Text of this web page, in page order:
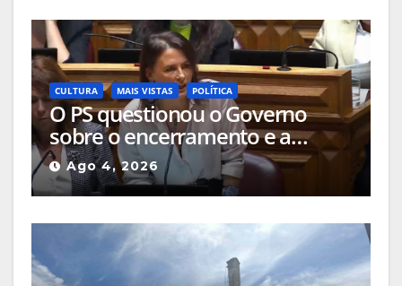
passadeiras
CULTURA MAIS VISTAS POLÍTICA
O PS questionou o Governo
sobre o encerramento e a
alteração de uso das salas de
cinema da Guarda
Ago 4, 2026